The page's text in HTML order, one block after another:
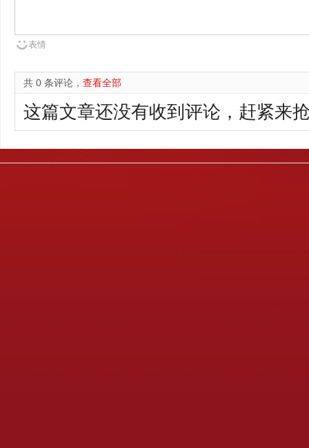
表情
共 0 条评论， 查看全部
这篇文章还没有收到评论，赶紧来